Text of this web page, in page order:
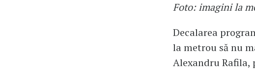
Foto: imagini la
Decalarea
la metrou să nu
Alexandru Rafila,